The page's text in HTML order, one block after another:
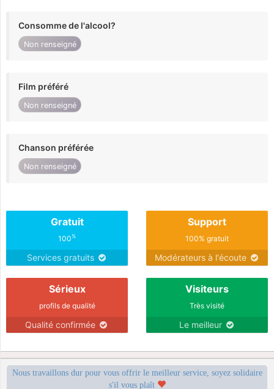
Consomme de l'alcool?
Non renseigné
Film préféré
Non renseigné
Chanson préférée
Non renseigné
Gratuit
100%
Services gratuits
Support
100% gratuit
Modérateurs à l'écoute
Sérieux
profils de qualité
Qualité confirmée
Visiteurs
Très visité
Le meilleur
Nous travaillons dur pour vous offrir le meilleur service, soyez solidaire
s'il vous plaît